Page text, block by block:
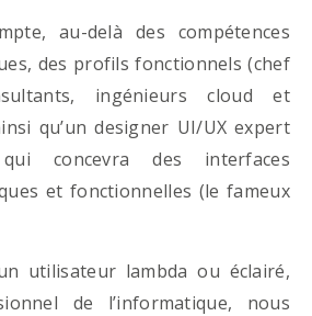
au-delà des compétences
des profils fonctionnels (chef
ingénieurs cloud et
qu’un designer UI/UX expert
concevra des interfaces
et fonctionnelles (le fameux
utilisateur lambda ou éclairé,
de l’informatique, nous